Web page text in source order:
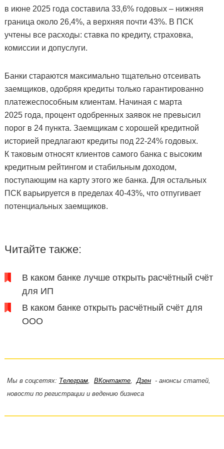
в июне 2025 года составила 33,6% годовых – нижняя
граница около 26,4%, а верхняя почти 43%. В ПСК
учтены все расходы: ставка по кредиту, страховка,
комиссии и допуслуги.
Банки стараются максимально тщательно отсеивать
заемщиков, одобряя кредиты только гарантированно
платежеспособным клиентам. Начиная с марта
2025 года, процент одобренных заявок не превысил
порог в 24 пункта. Заемщикам с хорошей кредитной
историей предлагают кредиты под 22-24% годовых.
К таковым относят клиентов самого банка с высоким
кредитным рейтингом и стабильным доходом,
поступающим на карту этого же банка. Для остальных
ПСК варьируется в пределах 40-43%, что отпугивает
потенциальных заемщиков.
Читайте также:
В каком банке лучше открыть расчётный счёт
для ИП
В каком банке открыть расчётный счёт для
ООО
Мы в соцсетях: Телеграм, ВКонтакте,Дзен- анонсы статей,
новости по регистрации и ведению бизнеса